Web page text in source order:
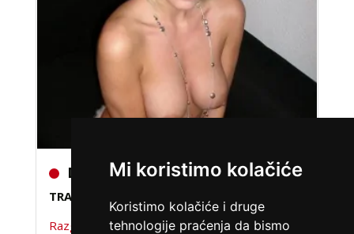
Mi koristimo kolačiće
Koristimo kolačiće i druge
tehnologije praćenja da bismo
DARIA /Kod #75
Razgovaram, nazovi čim završim!